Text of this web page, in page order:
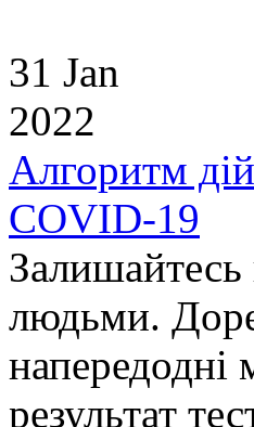
31 Jan
2022
Алгоритм
COVID-19
людьми.
напередодні
результат